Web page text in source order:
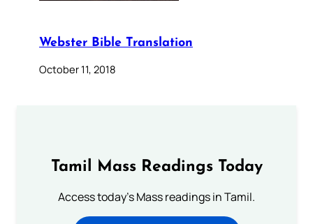
Webster Bible Translation
October 11, 2018
Tamil Mass Readings Today
Access today's Mass readings in Tamil.